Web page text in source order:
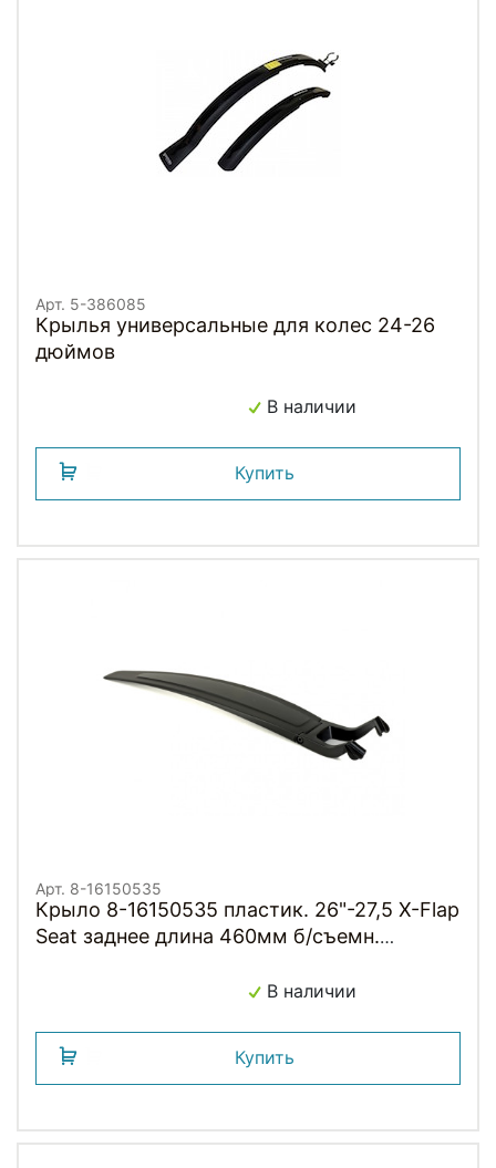
Арт. 5-386085
Крылья универсальные для колес 24-26
дюймов
В наличии
Купить
Арт. 8-16150535
Крыло 8-16150535 пластик. 26"-27,5 X-Flap
Seat заднее длина 460мм б/съемн.
инструмента черное AUTHOR
В наличии
Купить